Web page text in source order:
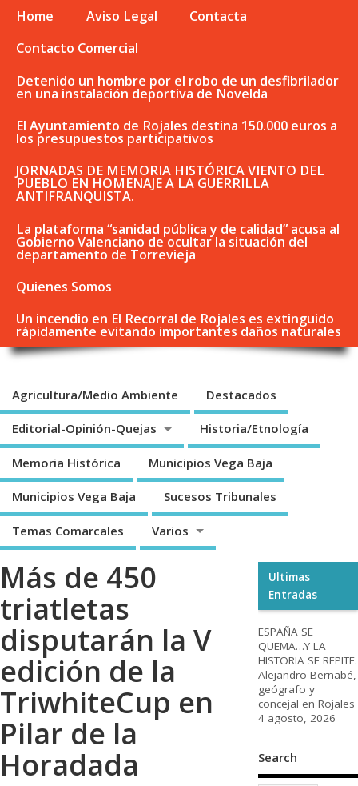
Home Aviso Legal
Contacta
Contacto Comercial
Detenido un hombre por el robo de un desfibrilador
en una instalación deportiva de Novelda
El Ayuntamiento de Rojales destina 150.000 euros a
los presupuestos participativos
JORNADAS DE MEMORIA HISTÓRICA VIENTO DEL
PUEBLO EN HOMENAJE A LA GUERRILLA
ANTIFRANQUISTA.
La plataforma “sanidad pública y de calidad” acusa al
Gobierno Valenciano de ocultar la situación del
departamento de Torrevieja
Quienes Somos
Un incendio en El Recorral de Rojales es extinguido
rápidamente evitando importantes daños naturales
Agricultura/Medio Ambiente Destacados
Editorial-Opinión-Quejas Historia/Etnología
Memoria Histórica Municipios Vega Baja
Municipios Vega Baja Sucesos Tribunales
Temas Comarcales Varios
Más de 450
triatletas
disputarán la V
edición de la
TriwhiteCup en
Pilar de la
Horadada
Ultimas
Entradas
ESPAÑA SE
QUEMA…Y LA
HISTORIA SE REPITE.
Alejandro Bernabé,
geógrafo y
concejal en Rojales
4 agosto, 2026
Search